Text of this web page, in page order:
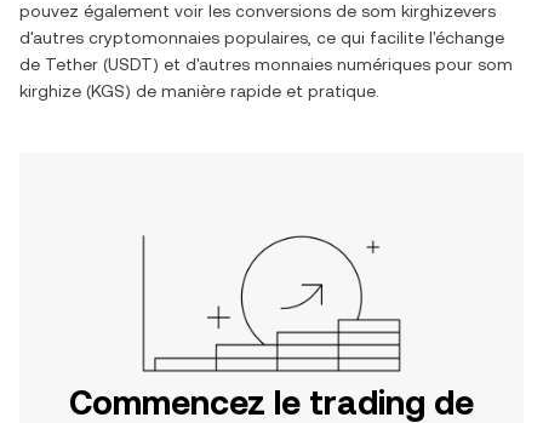
pouvez également voir les conversions de som kirghizevers
d'autres cryptomonnaies populaires, ce qui facilite l'échange
de Tether (USDT) et d'autres monnaies numériques pour som
kirghize (KGS) de manière rapide et pratique.
Commencez le trading de